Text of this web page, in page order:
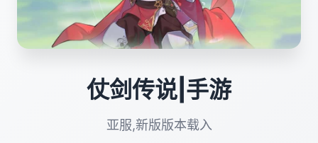
仗剑传说|手游
亚服,新版版本载入